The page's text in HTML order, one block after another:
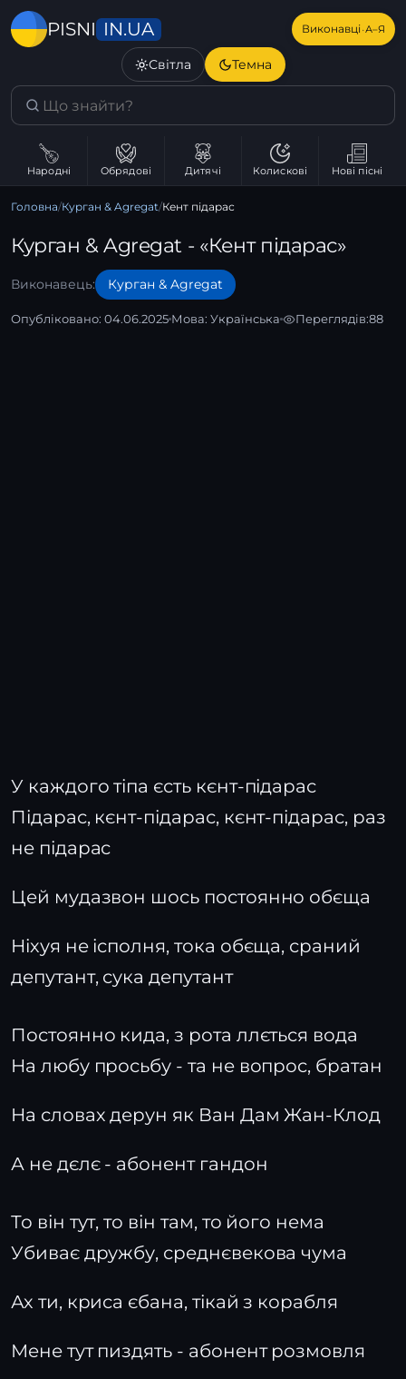
PISNI IN.UA Виконавці·А–Я
Світла Темна
Народні Обрядові Дитячі Колискові Нові пісні
Головна/Курган & Agregat/Кент підарас
Курган & Agregat - «Кент підарас»
Виконавець: Курган & Agregat
Опубліковано: 04.06.2025 Мова: Українська Переглядів:88
У каждого тіпа єсть кєнт-підарас
Підарас, кєнт-підарас, кєнт-підарас, раз
не підарас
Цей мудазвон шось постоянно обєща
Ніхуя не ісполня, тока обєща, сраний
депутант, сука депутант
Постоянно кида, з рота ллється вода
На любу просьбу - та не вопрос, братан
На словах дерун як Ван Дам Жан-Клод
А не дєлє - абонент гандон
То він тут, то він там, то його нема
Убиває дружбу, среднєвекова чума
Ах ти, криса єбана, тікай з корабля
Мене тут пиздять - абонент розмовля